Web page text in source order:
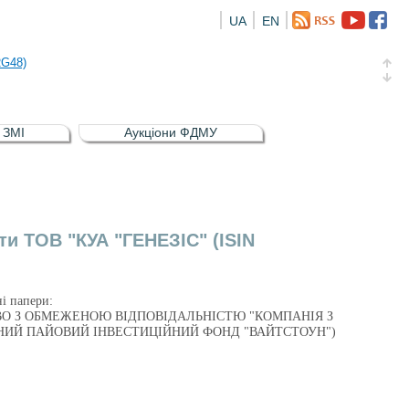
EN
UA
відсоткова електронна іменна (ISIN UA5000016726)
(ISIN UA4000232607)
відсоткова електронна іменна (ISIN UA5000016726)
ЗМІ Аукціони ФДМУ
ТОВ "КУА "ГЕНЕЗІС" (ISIN
папери:
З ОБМЕЖЕНОЮ ВІДПОВІДАЛЬНІСТЮ "КОМПАНІЯ З
ПАЙОВИЙ ІНВЕСТИЦІЙНИЙ ФОНД "ВАЙТСТОУН")